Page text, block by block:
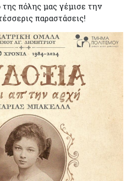
της πόλης μας γέμισε την
παραστάσεις!